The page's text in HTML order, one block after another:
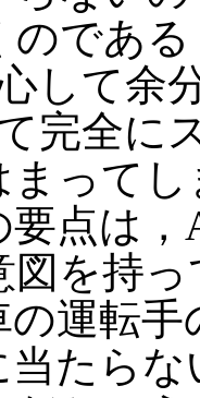
のであ
して余
完全に
まって
点は，
図を持
の運転
当たら